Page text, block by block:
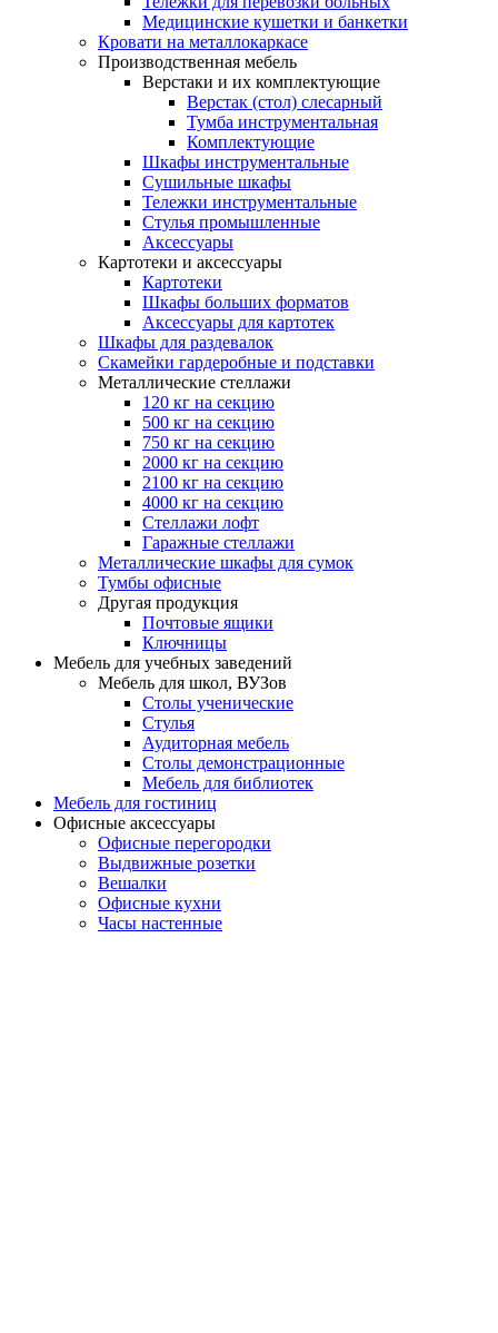
Медицинские кушетки и банкетки
Кровати на металлокаркасе
Производственная мебель
Верстаки и их комплектующие
Верстак (стол) слесарный
Тумба инструментальная
Комплектующие
Шкафы инструментальные
Сушильные шкафы
Тележки инструментальные
Стулья промышленные
Аксессуары
Картотеки и аксессуары
Картотеки
Шкафы больших форматов
Аксессуары для картотек
Шкафы для раздевалок
Скамейки гардеробные и подставки
Металлические стеллажи
120 кг на секцию
500 кг на секцию
750 кг на секцию
2000 кг на секцию
2100 кг на секцию
4000 кг на секцию
Стеллажи лофт
Гаражные стеллажи
Металлические шкафы для сумок
Тумбы офисные
Другая продукция
Почтовые ящики
Ключницы
Мебель для учебных заведений
Мебель для школ, ВУЗов
Столы ученические
Стулья
Аудиторная мебель
Столы демонстрационные
Мебель для библиотек
Мебель для гостиниц
Офисные аксессуары
Офисные перегородки
Выдвижные розетки
Вешалки
Офисные кухни
Часы настенные